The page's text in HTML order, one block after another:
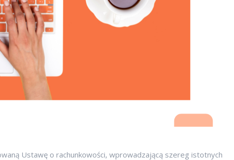
Ustawę o rachunkowości, wprowadzającą szereg istotnych